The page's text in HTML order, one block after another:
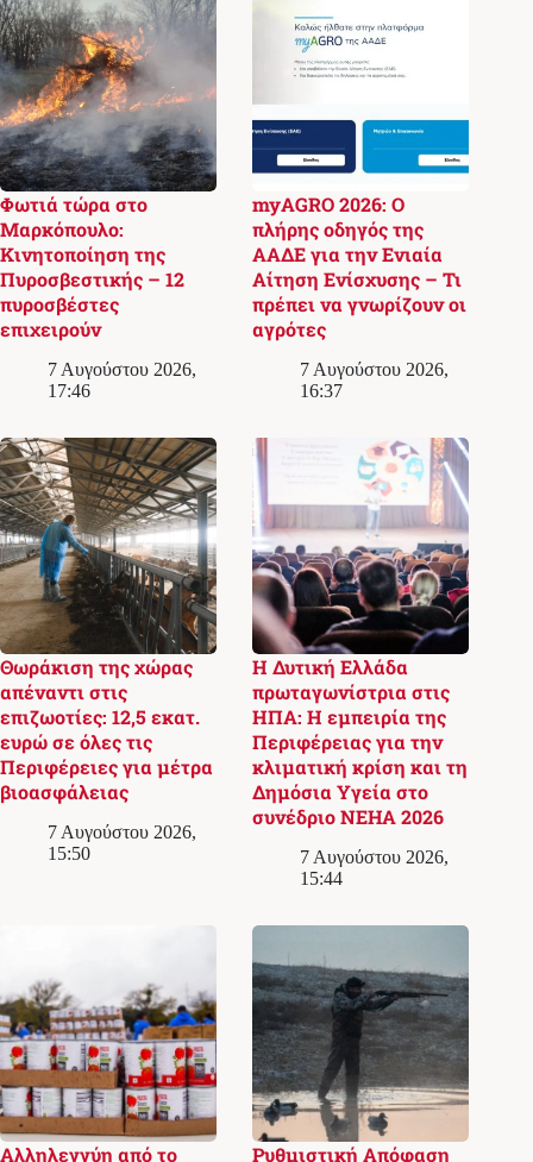
Φωτιά τώρα στο
Μαρκόπουλο:
Κινητοποίηση της
Πυροσβεστικής – 12
πυροσβέστες
επιχειρούν
7 Αυγούστου 2026,
17:46
myAGRO 2026: Ο
πλήρης οδηγός της
ΑΑΔΕ για την Ενιαία
Αίτηση Ενίσχυσης – Τι
πρέπει να γνωρίζουν οι
αγρότες
7 Αυγούστου 2026,
16:37
Θωράκιση της χώρας
απέναντι στις
επιζωοτίες: 12,5 εκατ.
ευρώ σε όλες τις
Περιφέρειες για μέτρα
βιοασφάλειας
7 Αυγούστου 2026,
15:50
Η Δυτική Ελλάδα
πρωταγωνίστρια στις
ΗΠΑ: Η εμπειρία της
Περιφέρειας για την
κλιματική κρίση και τη
Δημόσια Υγεία στο
συνέδριο NEHA 2026
7 Αυγούστου 2026,
15:44
Αλληλεγγύη από το Ρυθμιστική Απόφαση